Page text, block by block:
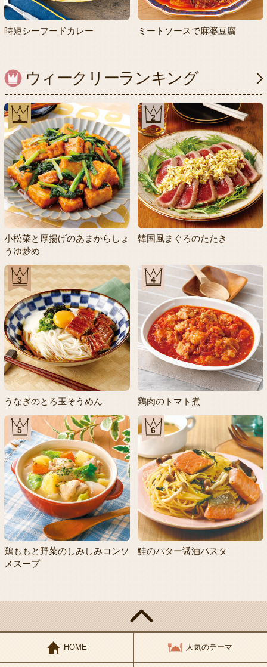
時短シーフードカレー ミートソースで麻婆豆腐
ウィークリーランキング
1
小松菜と厚揚げのあまからしょ
うゆ炒め
2
韓国風まぐろのたたき
3
うなぎのとろ玉そうめん
4
鶏肉のトマト煮
5
鶏ももと野菜のしみしみコンソ
メスープ
6
鮭のバター醤油パスタ
HOME 人気のテーマ